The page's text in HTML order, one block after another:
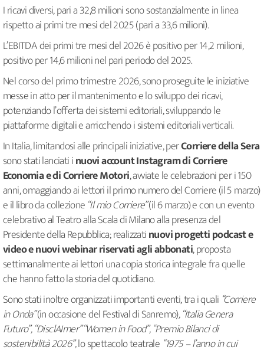
I ricavi diversi, pari a 32,8 milioni sono sostanzialmente in linea
rispetto ai primi tre mesi del 2025 (pari a 33,6 milioni).
L’EBITDA dei primi tre mesi del 2026 è positivo per 14,2 milioni,
positivo per 14,6 milioni nel pari periodo del 2025.
Nel corso del primo trimestre 2026, sono proseguite le iniziative
messe in atto per il mantenimento e lo sviluppo dei ricavi,
potenziando l’offerta dei sistemi editoriali, sviluppando le
piattaforme digitali e arricchendo i sistemi editoriali verticali.
In Italia, limitandosi alle principali iniziative, perCorriere della Sera
sono stati lanciati inuovi account Instagram di Corriere
Economia e di Corriere Motori, avviate le celebrazioni per i 150
anni, omaggiando ai lettori il primo numero del Corriere (il 5 marzo)
e il libro da collezione “Il mio Corriere”(il 6 marzo) e con un evento
celebrativo al Teatro alla Scala di Milano alla presenza del
Presidente della Repubblica; realizzatinuovi progetti podcast e
video e nuovi webinar riservati agli abbonati, proposta
settimanalmente ai lettori una copia storica integrale fra quelle
che hanno fatto la storia del quotidiano.
Sono stati inoltre organizzati importanti eventi, tra i quali “Corriere
in Onda”(in occasione del Festival di Sanremo), “Italia Genera
Futuro”, “DisclAImer” “Women in Food”, “Premio Bilanci di
sostenibilità 2026”,lo spettacolo teatrale “1975 – l’anno in cui